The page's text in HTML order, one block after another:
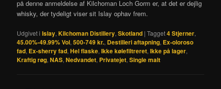
på denne anmeldelse af Kilchoman Loch Gorm er, at det er dejlig
whisky, der tydeligt viser sit Islay ophav frem.
Udgivet i Islay,Kilchoman Distillery,Skotland |Tagget4 Stjerner,
45.00%-49.99% Vol,500-749 kr., Destilleri aftapning, Ex-oloroso
fad, Ex-sherry fad,Hel flaske,Ikke kølefiltreret,Ikke på lager,
Kraftig røg,NAS,Nedvandet, Privatejet,Single malt